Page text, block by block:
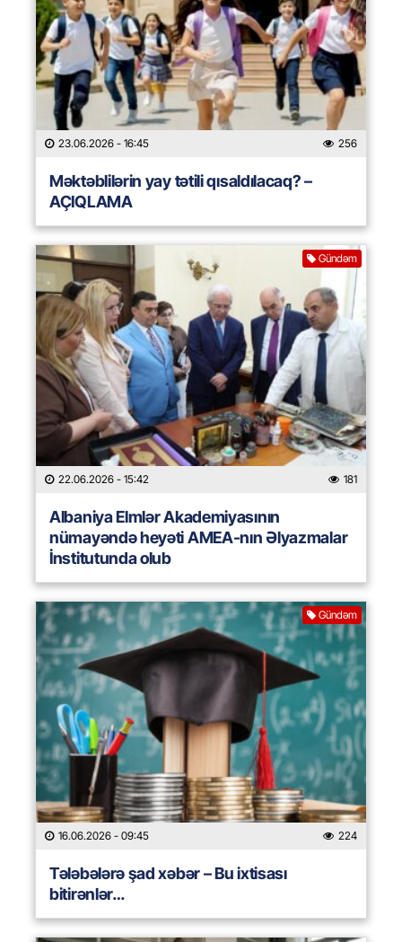
23.06.2026 - 16:45 256
Məktəblilərin yay tətili qısaldılacaq? –
AÇIQLAMA
Gündəm
22.06.2026 - 15:42 181
Albaniya Elmlər Akademiyasının
nümayəndə heyəti AMEA-nın Əlyazmalar
İnstitutunda olub
Gündəm
16.06.2026 - 09:45 224
Tələbələrə şad xəbər – Bu ixtisası
bitirənlər…